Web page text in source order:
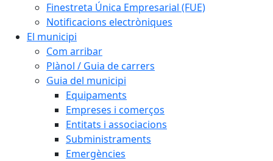
Finestreta Única Empresarial (FUE)
Notificacions electròniques
El municipi
Com arribar
Plànol / Guia de carrers
Guia del municipi
Equipaments
Empreses i comerços
Entitats i associacions
Subministraments
Emergències